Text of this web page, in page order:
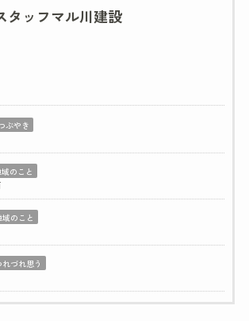
タッフマル川建設
ぶやき
域のこと
域のこと
れづれ思う